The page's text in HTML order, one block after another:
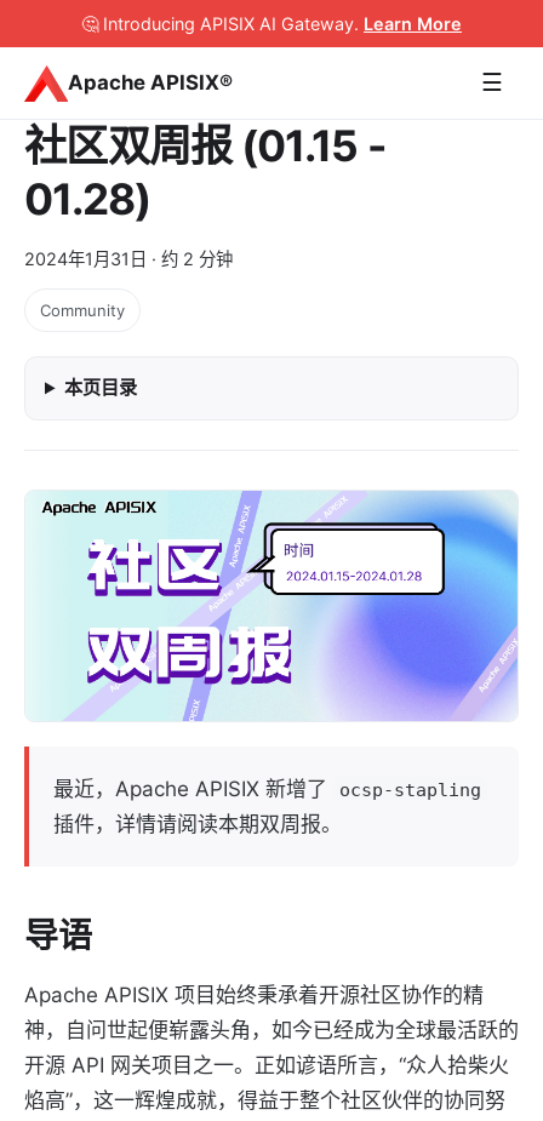
🤔 Introducing APISIX AI Gateway. Learn More
Apache APISIX® ☰
社区双周报 (01.15 -
01.28)
2024年1月31日 · 约 2 分钟
Community
本页目录
最近，Apache APISIX 新增了 ocsp-stapling
插件，详情请阅读本期双周报。
导语
Apache APISIX 项目始终秉承着开源社区协作的精
神，自问世起便崭露头角，如今已经成为全球最活跃的
开源 API 网关项目之一。正如谚语所言，“众人拾柴火
焰高”，这一辉煌成就，得益于整个社区伙伴的协同努